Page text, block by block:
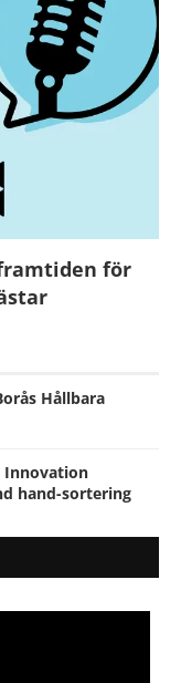
för
Hållbara
Innovation
hand-sortering